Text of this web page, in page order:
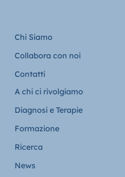
Chi Siamo
Collabora con noi
Contatti
A chi ci rivolgiamo
Diagnosi e Terapie
Formazione
Ricerca
News